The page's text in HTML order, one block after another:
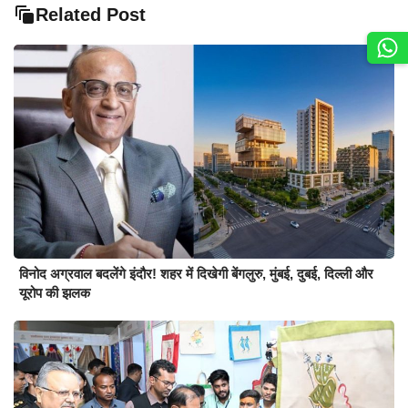
Related Post
विनोद अग्रवाल बदलेंगे इंदौर! शहर में दिखेगी बेंगलुरु, मुंबई, दुबई, दिल्ली और
यूरोप की झलक